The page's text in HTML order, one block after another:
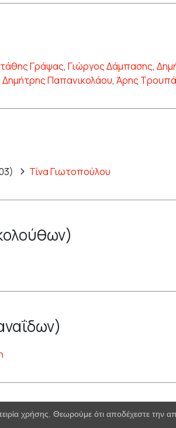
Γράψας, Γιώργος Δάμπασης,
Δημήτρης Παπανικολάου, Άρης
Τίνα Γιωτοπούλου
χρήσης. Θεωρούμε ότι αποδέχεστε την